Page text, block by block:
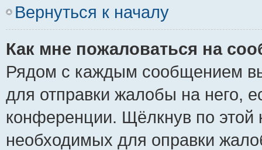
Вернуться к началу
Как мне пожаловаться на
Рядом с каждым сообщением
для отправки жалобы на него,
конференции. Щёлкнув по этой
необходимых для оправки